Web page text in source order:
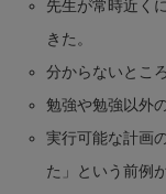
先生が常時近く
きた。
分からないとこ
勉強や勉強以外
実行可能な計画
た」という前例